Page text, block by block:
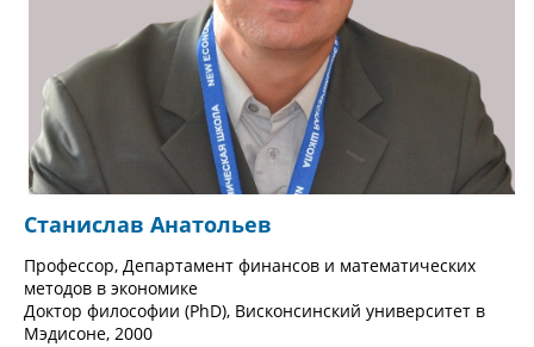
Станислав Анатольев
Профессор, Департамент финансов и математических
методов в экономике
Доктор философии (PhD), Висконсинский университет в
Мэдисоне, 2000